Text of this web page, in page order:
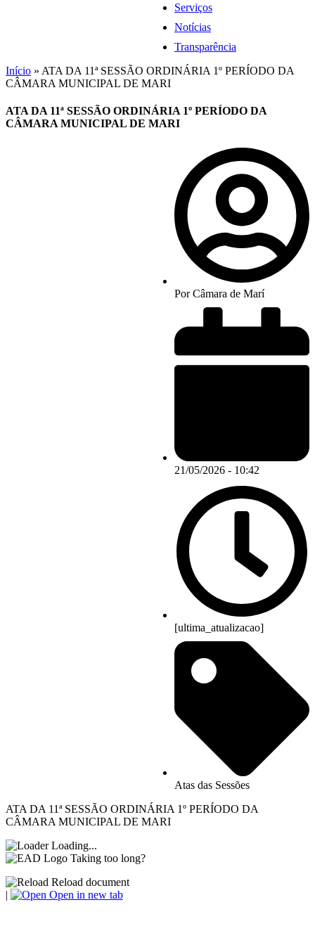
Serviços
Notícias
Transparência
Início » ATA DA 11ª SESSÃO ORDINÁRIA 1º PERÍODO DA
CÂMARA MUNICIPAL DE MARI
ATA DA 11ª SESSÃO ORDINÁRIA 1º PERÍODO DA
CÂMARA MUNICIPAL DE MARI
PorCâmara de Marí
21/05/2026 - 10:42
[ultima_atualizacao]
Atas das Sessões
ATA DA 11ª SESSÃO ORDINÁRIA 1º PERÍODO DA
CÂMARA MUNICIPAL DE MARI
Loading...
Taking too long?
Reload document
|
Open in new tab